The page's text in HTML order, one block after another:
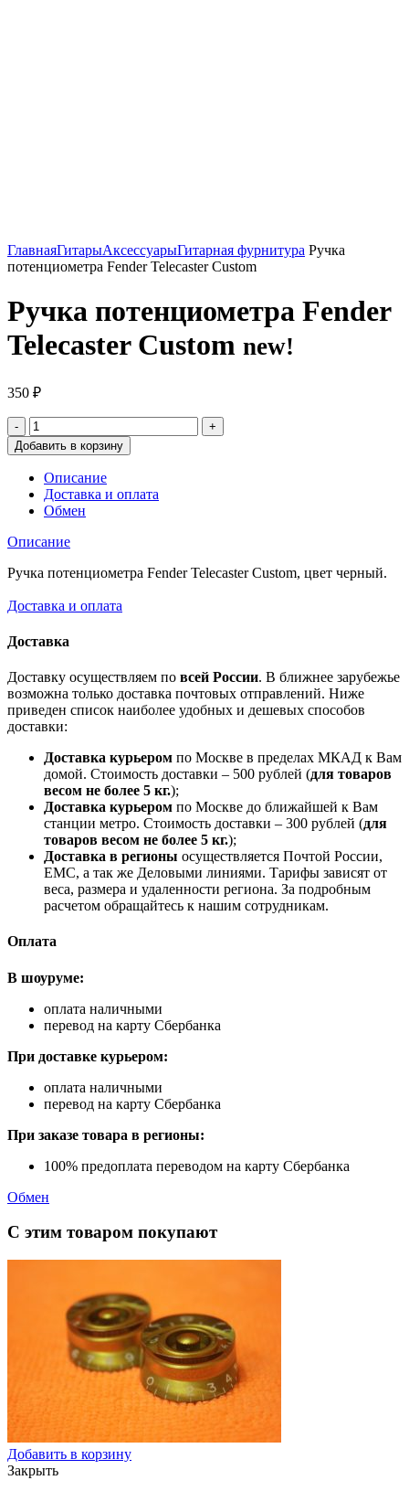
ГлавнаяГитарыАксессуарыГитарная фурнитура Ручка
потенциометра Fender Telecaster Custom
Ручка потенциометра Fender
Telecaster Custom new!
350 ₽
Добавить в корзину
Описание
Доставка и оплата
Обмен
Описание
Ручка потенциометра Fender Telecaster Custom, цвет черный.
Доставка и оплата
Доставка
Доставку осуществляем по всей России. В ближнее зарубежье
возможна только доставка почтовых отправлений. Ниже
приведен список наиболее удобных и дешевых способов
доставки:
Доставка курьером по Москве в пределах МКАД к Вам
домой. Стоимость доставки – 500 рублей (для товаров
весом не более 5 кг.);
Доставка курьером по Москве до ближайшей к Вам
станции метро. Стоимость доставки – 300 рублей (для
товаров весом не более 5 кг.);
Доставка в регионы осуществляется Почтой России,
ЕМС, а так же Деловыми линиями. Тарифы зависят от
веса, размера и удаленности региона. За подробным
расчетом обращайтесь к нашим сотрудникам.
Оплата
В шоуруме:
оплата наличными
перевод на карту Сбербанка
При доставке курьером:
оплата наличными
перевод на карту Сбербанка
При заказе товара в регионы:
100% предоплата переводом на карту Сбербанка
Обмен
С этим товаром покупают
Добавить в корзину
Закрыть